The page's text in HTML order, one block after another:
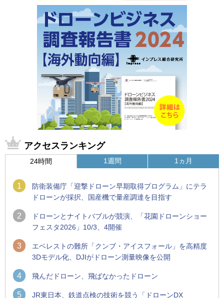
アクセスランキング
24時間
1
防衛装備庁「迎撃ドローン早期取得プログラム」にテラ
ドローンが採択、国産機で量産調達を目指す
2
ドローンとナイトバブルが競演、「花園ドローンショー
フェスタ2026」10/3、4開催
3
エベレストの難所「クンブ・アイスフォール」を高精度
3Dモデル化、DJIがドローン測量映像を公開
4 飛んだドローン、飛ばなかったドローン
5
JR東日本、鉄道点検の技術を競う「ドローンDX
1週間 1ヵ月